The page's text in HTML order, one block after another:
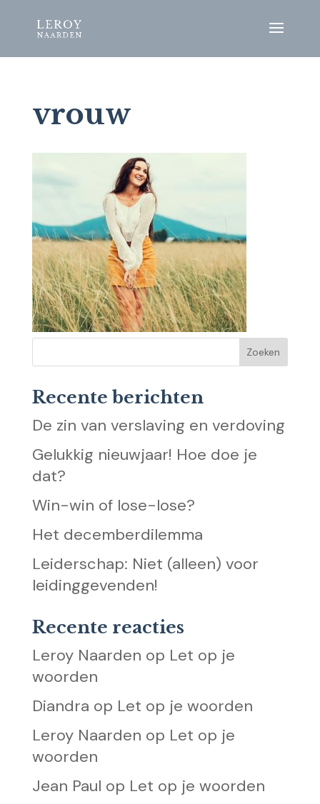
vrouw
Recente berichten
De zin van verslaving en verdoving
Gelukkig nieuwjaar! Hoe doe je
dat?
Win-win of lose-lose?
Het decemberdilemma
Leiderschap: Niet (alleen) voor
leidinggevenden!
Recente reacties
Leroy Naarden op Let op je
woorden
Diandra op Let op je woorden
Leroy Naarden op Let op je
woorden
Jean Paul op Let op je woorden